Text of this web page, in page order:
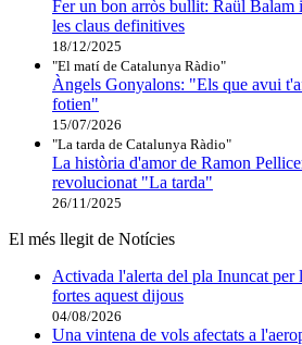
Fer un bon arròs bullit: Raül Balam
les claus definitives
18/12/2025
"El matí de Catalunya Ràdio"
Àngels Gonyalons: "Els que avui
fotien"
15/07/2026
"La tarda de Catalunya Ràdio"
La història d'amor de Ramon
revolucionat "La tarda"
26/11/2025
El més llegit de Notícies
Activada l'alerta del pla Inuncat per
fortes aquest dijous
04/08/2026
Una vintena de vols afectats a